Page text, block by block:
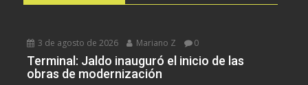
3 de agosto de 2026 Mariano Z 0
Terminal: Jaldo inauguró el inicio de las
obras de modernización